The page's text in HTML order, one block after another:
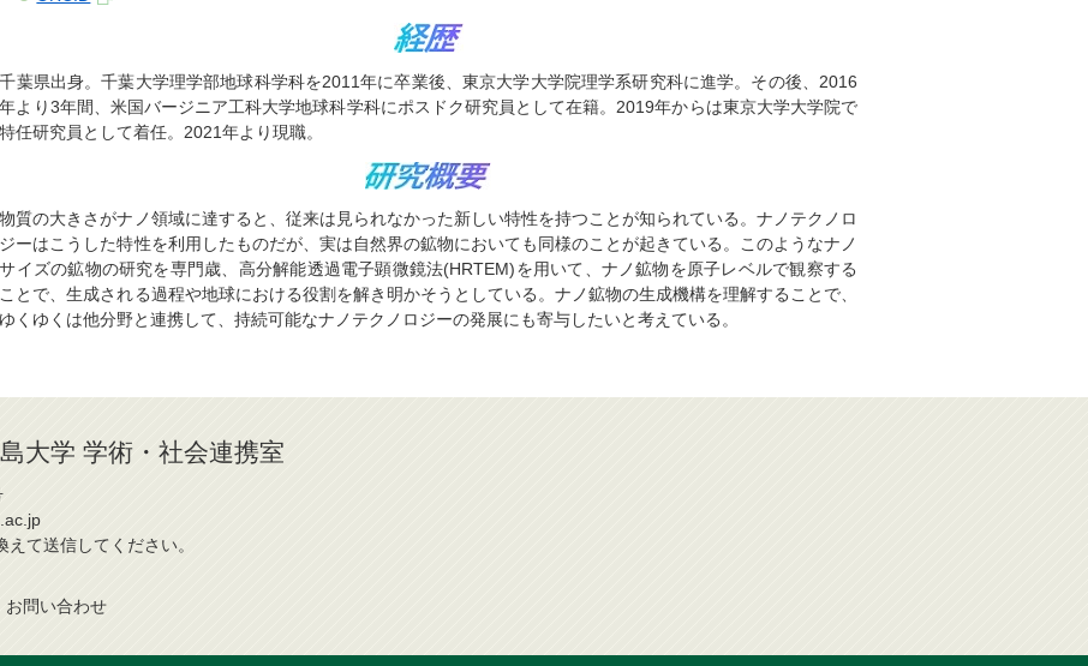
千葉県出身。千葉大学理学部地球科学科を2011年に卒業後、東京大学大学院理学系研究科に進学。その後、2016
年より3年間、米国バージニア工科大学地球科学科にポスドク研究員として在籍。2019年からは東京大学大学院で
特任研究員として着任。2021年より現職。
物質の大きさがナノ領域に達すると、従来は見られなかった新しい特性を持つことが知られている。ナノテクノロ
ジーはこうした特性を利用したものだが、実は自然界の鉱物においても同様のことが起きている。このようなナノ
サイズの鉱物の研究を専門歳、高分解能透過電子顕微鏡法(HRTEM)を用いて、ナノ鉱物を原子レベルで観察する
ことで、生成される過程や地球における役割を解き明かそうとしている。ナノ鉱物の生成機構を理解することで、
ゆくゆくは他分野と連携して、持続可能なナノテクノロジーの発展にも寄与したいと考えている。
大学 学術・社会連携室
て送信してください。
お問い合わせ